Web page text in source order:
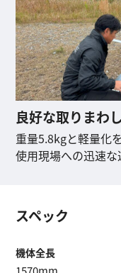
良好な取りまわ
重量5.8kgと軽量化
使用現場への迅速な
スペック
機体全長